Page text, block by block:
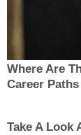
Where Are
Career Paths
Take A Look